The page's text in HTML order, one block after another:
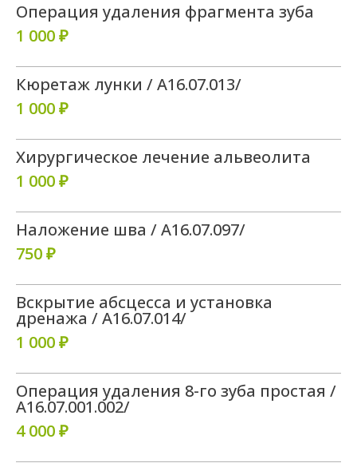
Операция удаления фрагмента зуба
1 000 ₽
Кюретаж лунки / A16.07.013/
1 000 ₽
Хирургическое лечение альвеолита
1 000 ₽
Наложение шва / A16.07.097/
750 ₽
Вскрытие абсцесса и установка
дренажа / A16.07.014/
1 000 ₽
Операция удаления 8-го зуба простая /
A16.07.001.002/
4 000 ₽